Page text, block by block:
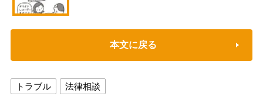
本文に戻る
トラブル 法律相談